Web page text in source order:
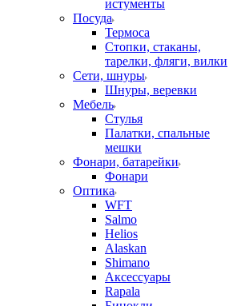
истументы
Посуда
Термоса
Стопки, стаканы,
тарелки, фляги, вилки
Сети, шнуры
Шнуры, веревки
Мебель
Стулья
Палатки, спальные
мешки
Фонари, батарейки
Фонари
Оптика
WFT
Salmo
Helios
Alaskan
Shimano
Аксессуары
Rapala